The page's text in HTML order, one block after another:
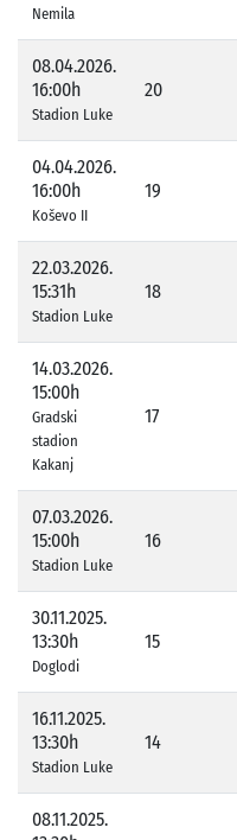
Nemila
08.04.2026.
16:00h
Stadion Luke
20
04.04.2026.
16:00h
Koševo II
19
22.03.2026.
15:31h
Stadion Luke
18
14.03.2026.
15:00h
Gradski
stadion
Kakanj
17
07.03.2026.
15:00h
Stadion Luke
16
30.11.2025.
13:30h
Doglodi
15
16.11.2025.
13:30h
Stadion Luke
14
08.11.2025.